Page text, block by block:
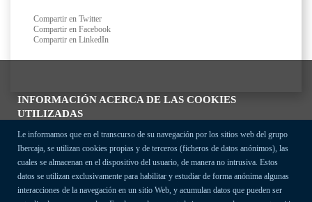
INFORMACIÓN ACERCA DE LAS COOKIES
UTILIZADAS
Le informamos que en el transcurso de su navegación por los sitios web del grupo
Ibercaja, se utilizan cookies propias y de terceros (ficheros de datos anónimos), las
cuales se almacenan en el dispositivo del usuario, de manera no intrusiva. Estos
datos se utilizan exclusivamente para habilitar y estudiar de forma anónima algunas
interacciones de la navegación en un sitio Web, y acumulan datos que pueden ser
Compartir en Twitter
Compartir en Facebook
Compartir en LinkedIn